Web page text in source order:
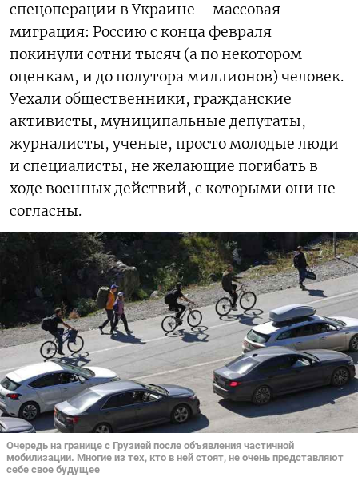
спецоперации в Украине – массовая
миграция: Россию с конца февраля
покинули сотни тысяч (а по некотором
оценкам, и до полутора миллионов) человек.
Уехали общественники, гражданские
активисты, муниципальные депутаты,
журналисты, ученые, просто молодые люди
и специалисты, не желающие погибать в
ходе военных действий, с которыми они не
согласны.
Очередь на границе с Грузией после объявления частичной
мобилизации. Многие из тех, кто в ней стоят, не очень представляют
себе свое будущее